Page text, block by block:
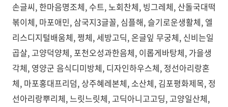
손글씨, 한마음명조체, 수트, 노회찬체, 빙그레체, 산돌국대떡
볶이체, 마포애민, 삼국지3글꼴, 심플해, 슬기로운생활체, 엘
리스디지털배움체, 쩡체, 세방고딕, 온글잎 무궁체, 신비는일
곱살, 고양덕양체, 포천오성과한음체, 이롭게바탕체, 가을생
각체, 영양군 음식디미방체, 디자인하우스체, 정선아리랑혼
체, 마포홍대프리덤, 상주혜레본체, 소산체, 김포평화제목, 정
선아리랑뿌리체, 느릿느릿체, 고딕아니고고딩, 고양일산체,